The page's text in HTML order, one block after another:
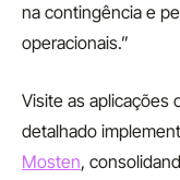
na contingência e
operacionais.”
Visite as aplicações
detalhado
Mosten,